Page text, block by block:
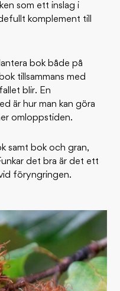
som ett inslag i
komplement till
bok både på
tillsammans med
blir. En
är hur man kan göra
omloppstiden.
samt bok och gran,
det bra är det ett
föryngringen.